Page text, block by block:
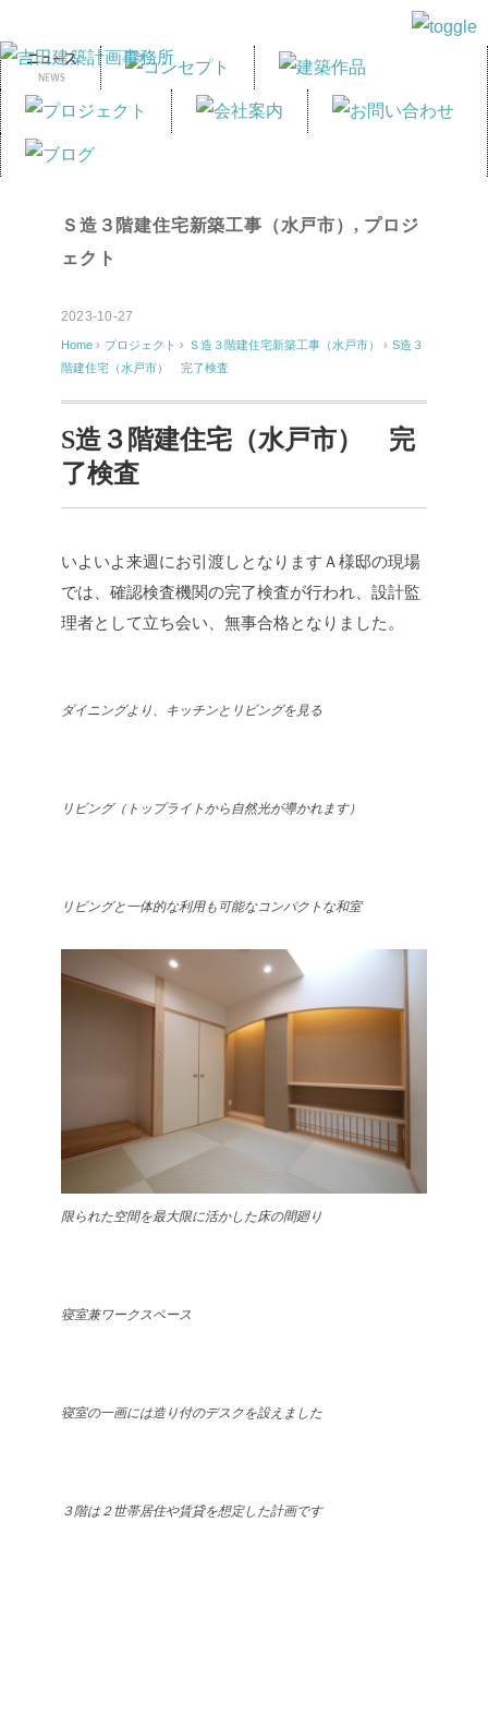
Ｓ造３階建住宅新築工事（水戸市） , プロジ
ェクト
2023-10-27
Home › プロジェクト › Ｓ造３階建住宅新築工事（水戸市） › S造３
階建住宅（水戸市） 完了検査
S造３階建住宅（水戸市） 完
了検査
いよいよ来週にお引渡しとなりますＡ様邸の現場
では、確認検査機関の完了検査が行われ、設計監
理者として立ち会い、無事合格となりました。
ダイニングより、キッチンとリビングを見る
リビング（トップライトから自然光が導かれます）
リビングと一体的な利用も可能なコンパクトな和室
限られた空間を最大限に活かした床の間廻り
寝室兼ワークスペース
寝室の一画には造り付のデスクを設えました
３階は２世帯居住や賃貸を想定した計画です